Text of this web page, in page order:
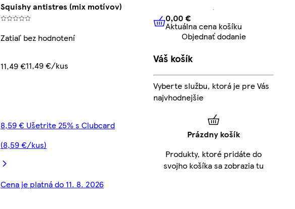
Squishy antistres (mix motívov)
Zatiaľ bez hodnotení
11,49 €11,49 €/kus
8,59 € Ušetrite 25% s Clubcard
(8,59 €/kus)
Cena je platná do 11. 8. 2026
0,00 € Aktuálna cena košíku
0,00 €
Aktuálna cena košíku
Objednať dodanie
Váš košík
Vyberte službu, ktorá je pre Vás
najvhodnejšie
Prázdny košík
Produkty, ktoré pridáte do
svojho košíka sa zobrazia tu